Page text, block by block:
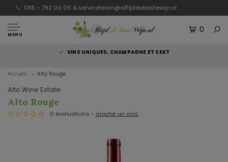
085 – 792 00 06 & serviceteam@altijddebestewijn.nl
MENU
0
VINS UNIQUES, CHAMPAGNE ET SEKT
Accueil Alto Rouge
Alto Wine Estate
Alto Rouge
0 évaluations - ajouter un avis